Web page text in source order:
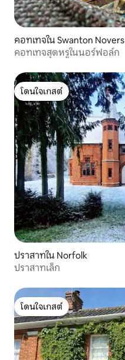
คอทเทจใน Swanton Novers
คอทเทจสุดหรูในนอร์ฟอล์ก
โดนใจเกสต์
โดนใจเกสต์
ปราสาทใน Norfolk
ปราสาทเล็ก
โดนใจเกสต์
โดนใจเกสต์